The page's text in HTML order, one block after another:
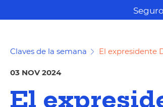
Claves de la semana El expresidente
03 NOV 2024
El